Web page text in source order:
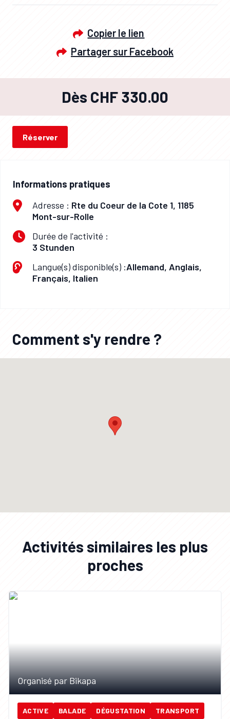
Copier le lien
Partager sur Facebook
Dès CHF 330.00
Réserver
Informations pratiques
Adresse : Rte du Coeur de la Cote 1, 1185
Mont-sur-Rolle
Durée de l'activité :
3 Stunden
Langue(s) disponible(s) :Allemand, Anglais,
Français, Italien
Comment s'y rendre ?
Activités similaires les plus
proches
Organisé par Bikapa
ACTIVE BALADE DÉGUSTATION TRANSPORT